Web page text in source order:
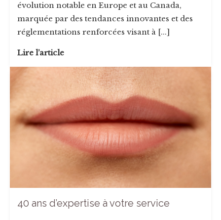
évolution notable en Europe et au Canada,
marquée par des tendances innovantes et des
réglementations renforcées visant à [...]
Lire l’article
40 ans d’expertise à votre service